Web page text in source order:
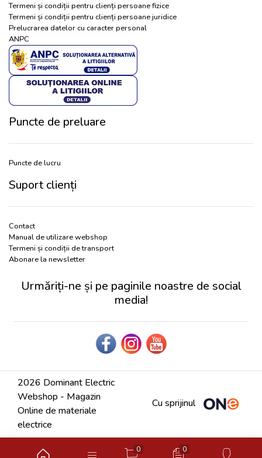
Termeni și condiții pentru clienți persoane fizice
Termeni și condiții pentru clienți persoane juridice
Prelucrarea datelor cu caracter personal
ANPC
Puncte de preluare
Puncte de lucru
Suport clienți
Contact
Manual de utilizare webshop
Termeni și condiții de transport
Abonare la newsletter
Urmăriți-ne și pe paginile noastre de social
media!
2026 Dominant Electric
Webshop - Magazin
Online de materiale
electrice
Cu sprijinul
0 0